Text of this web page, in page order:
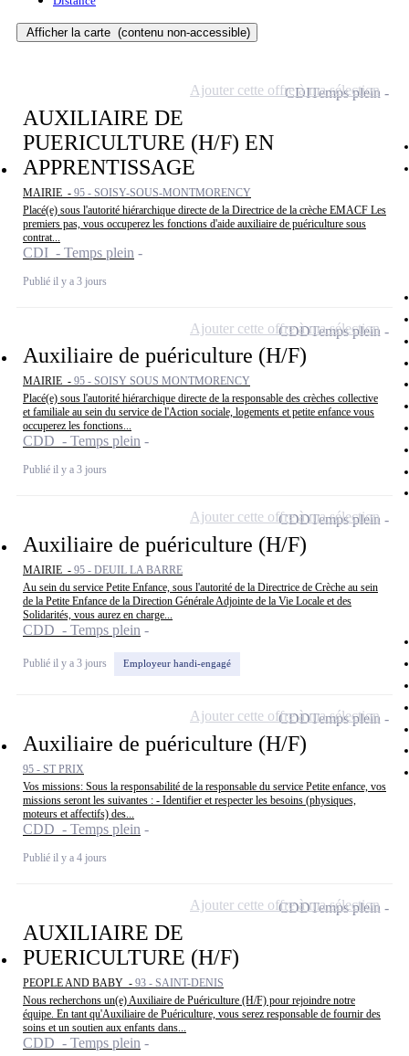
Afficher la carte (contenu non-accessible)
AUXILIAIRE DE
PUERICULTURE (H/F) EN
APPRENTISSAGE
MAIRIE - 95 - SOISY-SOUS-MONTMORENCY
Placé(e) sous l'autorité hiérarchique directe de la Directrice de la crèche EMACF Les
premiers pas, vous occuperez les fonctions d'aide auxiliaire de puériculture sous
contrat...
CDI - Temps plein
Publié il y a 3 jours
CDITemps plein
Ajouter cette offre à ma sélection
Auxiliaire de puériculture (H/F)
MAIRIE - 95 - SOISY SOUS MONTMORENCY
Placé(e) sous l'autorité hiérarchique directe de la responsable des crèches collective
et familiale au sein du service de l'Action sociale, logements et petite enfance vous
occuperez les fonctions...
CDD - Temps plein
Publié il y a 3 jours
CDDTemps plein
Ajouter cette offre à ma sélection
Auxiliaire de puériculture (H/F)
MAIRIE - 95 - DEUIL LA BARRE
Au sein du service Petite Enfance, sous l'autorité de la Directrice de Crèche au sein
de la Petite Enfance de la Direction Générale Adjointe de la Vie Locale et des
Solidarités, vous aurez en charge...
CDD - Temps plein
Publié il y a 3 jours Employeur handi-engagé
CDDTemps plein
Ajouter cette offre à ma sélection
Auxiliaire de puériculture (H/F)
95 - ST PRIX
Vos missions: Sous la responsabilité de la responsable du service Petite enfance, vos
missions seront les suivantes : - Identifier et respecter les besoins (physiques,
moteurs et affectifs) des...
CDD - Temps plein
Publié il y a 4 jours
CDDTemps plein
Ajouter cette offre à ma sélection
AUXILIAIRE DE
PUERICULTURE (H/F)
PEOPLE AND BABY - 93 - SAINT-DENIS
Nous recherchons un(e) Auxiliaire de Puériculture (H/F) pour rejoindre notre
équipe. En tant qu'Auxiliaire de Puériculture, vous serez responsable de fournir des
soins et un soutien aux enfants dans...
CDD - Temps plein
CDDTemps plein
Ajouter cette offre à ma sélection